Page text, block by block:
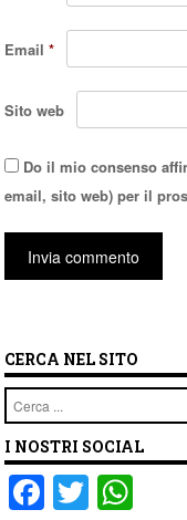
Email*
Sito web
Do il mio consenso
email, sito web) per il
CERCA NEL SITO
Cerca
I NOSTRI SOCIAL
F T